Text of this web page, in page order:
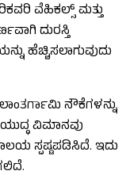
ವೆಹಿಕಲ್ಸ್ ಮತ್ತು
ದುರಸ್ತಿ
ಹೆಚ್ಚಿಸಲಾಗುವುದು
ನೌಕೆಗಳನ್ನು
ವಿಮಾನವು
ಸ್ಪಷ್ಟಪಡಿಸಿದೆ. ಇದು